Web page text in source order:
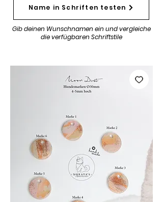
Name in Schriften testen
Gib deinen Wunschnamen ein und vergleiche
die verfügbaren Schriftstile